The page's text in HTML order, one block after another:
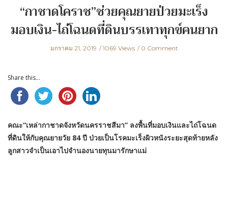
“กาชาดโคราช”ช่วยคุณยายป่วยมะเร็ง
มอบเงิน-ไถ่โฉนดที่ดินบรรเทาทุกข์คนยาก
มกราคม 21, 2019 1069 Views 0 Comment
Share this...
คณะ“เหล่ากาชาดจังหวัดนครราชสีมา” ลงพื้นที่มอบเงินและไถ่โฉนด
ที่ดินให้กับคุณยายวัย 84 ปี ป่วยเป็นโรคมะเร็งผิวหนังระยะสุดท้ายหลัง
ลูกสาวจำเป็นเอาไปจำนองนายทุนมารักษาแม่